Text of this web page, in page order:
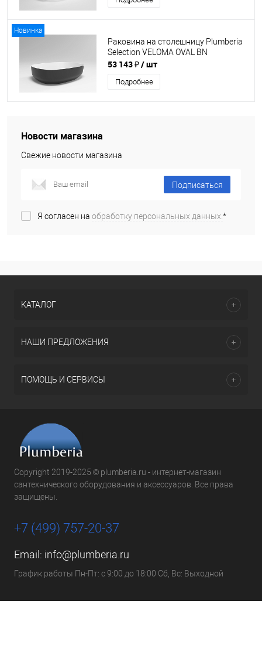
Новинка
Раковина на столешницу Plumberia
Selection VELOMA OVAL BN
53 143 ₽/ шт
Подробнее
Новости магазина
Свежие новости магазина
Подписаться
Я согласен на обработку персональных данных.*
КАТАЛОГ
НАШИ ПРЕДЛОЖЕНИЯ
ПОМОЩЬ И СЕРВИСЫ
Copyright 2019-2025 © plumberia.ru - интернет-магазин
сантехнического оборудования и аксессуаров. Все права
защищены.
+7 (499) 757-20-37
Email: info@plumberia.ru
График работы Пн-Пт: с 9:00 до 18:00 Сб, Вс: Выходной